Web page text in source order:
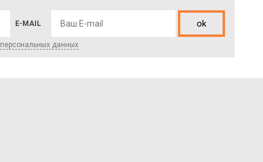
E-MAIL ok
персональных данных